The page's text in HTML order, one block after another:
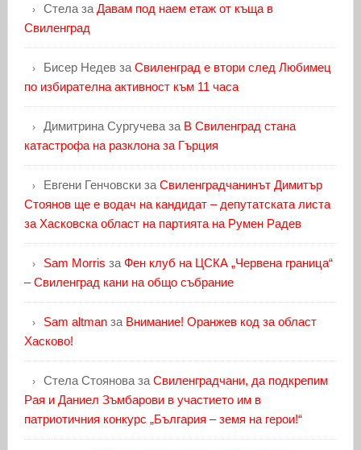
Стелаза Давам под наем етаж от къща в
Свиленград
Бисер Недевза Свиленград е втори след Любимец
по избирателна активност към 11 часа
Димитрина Сургучеваза В Свиленград стана
катастрофа на разклона за Гърция
Евгени Генчовскиза Свиленградчанинът Димитър
Стоянов ще е водач на кандидат – депутатската листа
за Хасковска област на партията на Румен Радев
Sam Morris за Фен клуб на ЦСКА „Червена граница“
– Свиленград кани на общо събрание
Sam altmanза Внимание! Оранжев код за област
Хасково!
Стела Стояноваза Свиленградчани, да подкрепим
Рая и Даниел Зъмбарови в участието им в
патриотичния конкурс „България – земя на герои!“